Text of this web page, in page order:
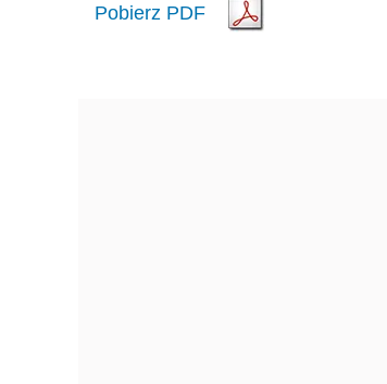
Pobierz PDF